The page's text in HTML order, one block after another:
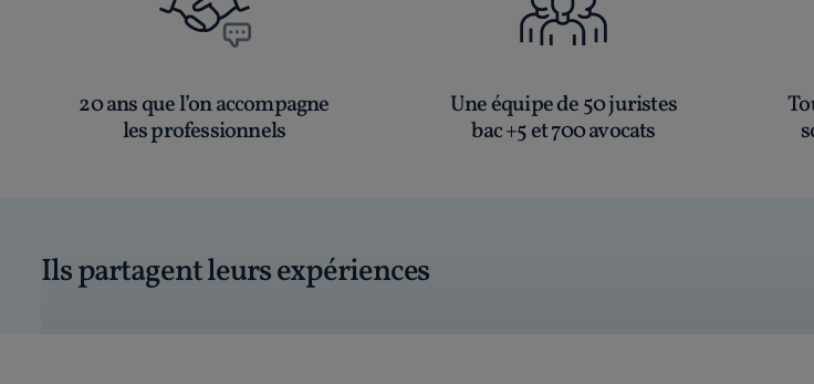
20 ans que l’on accompagne
les professionnels
Une équipe de 50 juristes
bac +5 et 700 avocats
Ils partagent leurs expériences